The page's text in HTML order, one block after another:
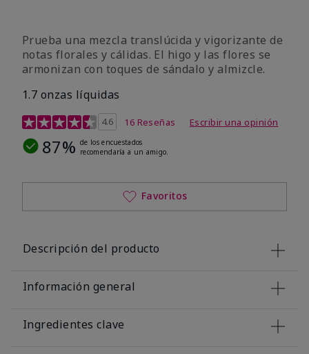
Prueba una mezcla translúcida y vigorizante de
notas florales y cálidas. El higo y las flores se
armonizan con toques de sándalo y almizcle.
1.7 onzas líquidas
Calificación de clientes de 4,5 de 5
4.6 16 Reseñas Escribir una opinión
87% de los encuestados
recomendaría a un amigo.
Favoritos
Descripción del producto
Información general
Ingredientes clave